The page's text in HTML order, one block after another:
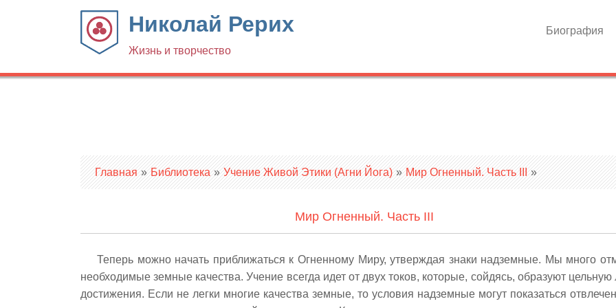
Николай Рерих
Жизнь и творчество
Биография
Вы здесь
Главная » Библиотека » Учение Живой Этики (Агни Йога) » Мир Огненный. Часть III »
Мир Огненный. Часть III
Теперь можно начать приближаться к Огненному Миру, утверждая знаки надземные. Мы много
необходимые земные качества. Учение всегда идет от двух токов, которые, сойдясь, образуют
достижения. Если не легки многие качества земные, то условия надземные могут показаться